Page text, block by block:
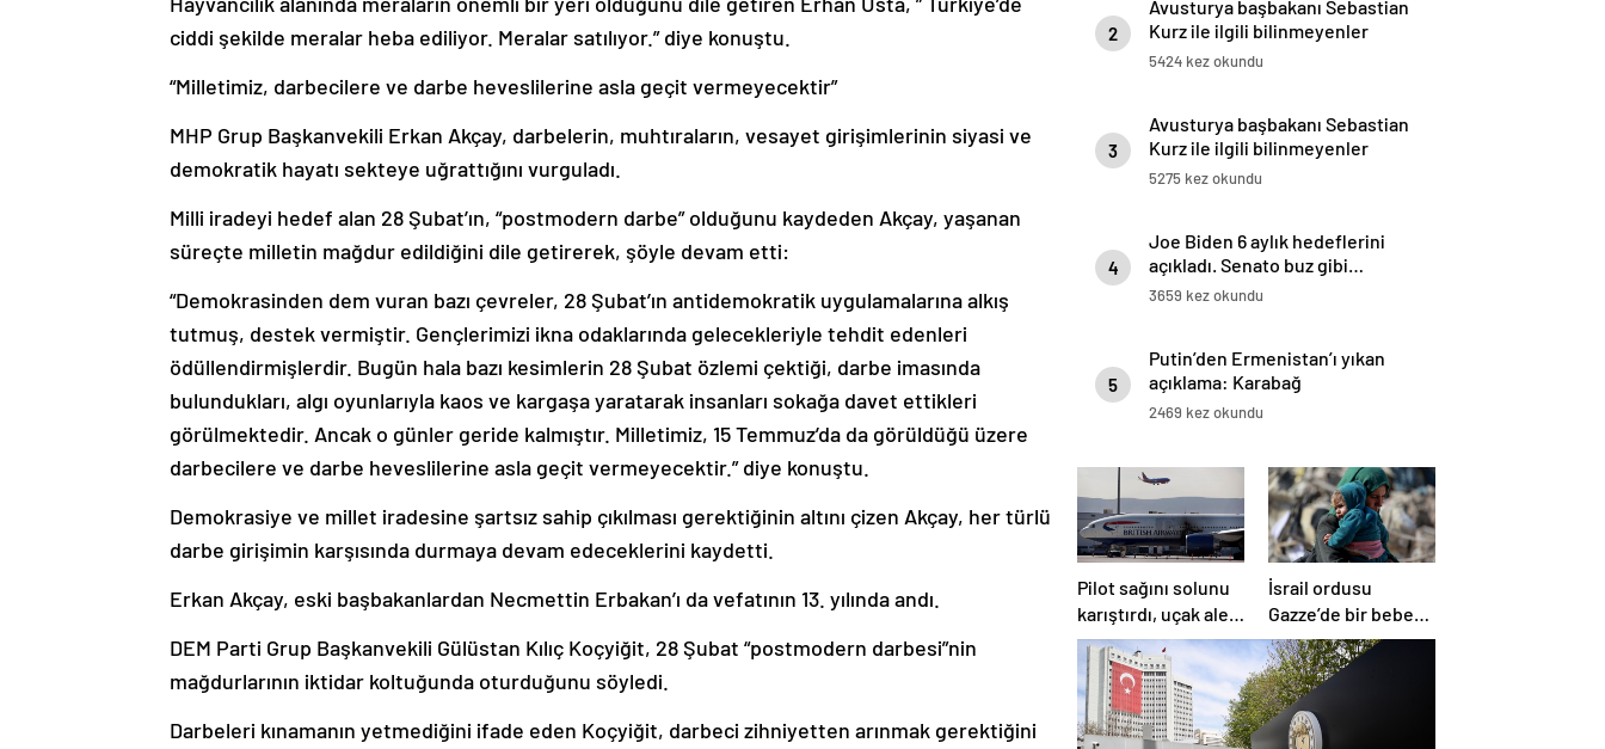
ciddi şekilde meralar heba ediliyor. Meralar satılıyor.” diye konuştu.
“Milletimiz, darbecilere ve darbe heveslilerine asla geçit vermeyecektir”
MHP Grup Başkanvekili Erkan Akçay, darbelerin, muhtıraların, vesayet girişimlerinin siyasi ve
demokratik hayatı sekteye uğrattığını vurguladı.
Milli iradeyi hedef alan 28 Şubat’ın, “postmodern darbe” olduğunu kaydeden Akçay, yaşanan
süreçte milletin mağdur edildiğini dile getirerek, şöyle devam etti:
“Demokrasinden dem vuran bazı çevreler, 28 Şubat’ın antidemokratik uygulamalarına alkış
tutmuş, destek vermiştir. Gençlerimizi ikna odaklarında gelecekleriyle tehdit edenleri
ödüllendirmişlerdir. Bugün hala bazı kesimlerin 28 Şubat özlemi çektiği, darbe imasında
bulundukları, algı oyunlarıyla kaos ve kargaşa yaratarak insanları sokağa davet ettikleri
görülmektedir. Ancak o günler geride kalmıştır. Milletimiz, 15 Temmuz’da da görüldüğü üzere
darbecilere ve darbe heveslilerine asla geçit vermeyecektir.” diye konuştu.
Demokrasiye ve millet iradesine şartsız sahip çıkılması gerektiğinin altını çizen Akçay, her türlü
darbe girişimin karşısında durmaya devam edeceklerini kaydetti.
Erkan Akçay, eski başbakanlardan Necmettin Erbakan’ı da vefatının 13. yılında andı.
DEM Parti Grup Başkanvekili Gülüstan Kılıç Koçyiğit, 28 Şubat “postmodern darbesi”nin
mağdurlarının iktidar koltuğunda oturduğunu söyledi.
Darbeleri kınamanın yetmediğini ifade eden Koçyiğit, darbeci zihniyetten arınmak gerektiğini
2
Avusturya başbakanı Sebastian
Kurz ile ilgili bilinmeyenler
5424 kez okundu
3
Avusturya başbakanı Sebastian
Kurz ile ilgili bilinmeyenler
5275 kez okundu
4
Joe Biden 6 aylık hedeflerini
açıkladı. Senato buz gibi…
3659 kez okundu
5
Putin’den Ermenistan’ı yıkan
açıklama: Karabağ
Azerbaycan’ın ayrılmaz bir
2469 kez okundu
Pilot sağını solunu
karıştırdı, uçak alev
aldı
İsrail ordusu
Gazze’de bir bebek
daha öldürdü